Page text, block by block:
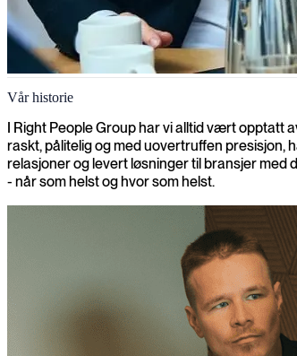
Om oss
Siden 2007 har vi satt IT- og
Vår historie
I Right People Group har vi alltid vært opptatt
raskt, pålitelig og med uovertruffen presisjon,
relasjoner og levert løsninger til bransjer med
- når som helst og hvor som helst.